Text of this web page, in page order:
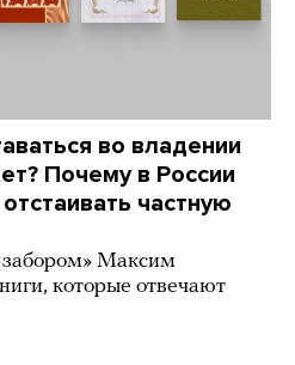
во владении
Почему в России
частную
Максим
которые отвечают